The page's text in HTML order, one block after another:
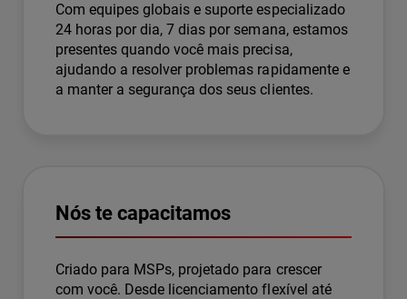
Com equipes globais e suporte especializado
24 horas por dia, 7 dias por semana, estamos
presentes quando você mais precisa,
ajudando a resolver problemas rapidamente e
a manter a segurança dos seus clientes.
Nós te capacitamos
Criado para MSPs, projetado para crescer
com você. Desde licenciamento flexível até